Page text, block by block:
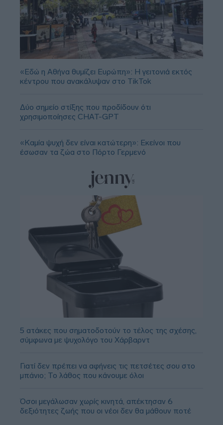
«Εδώ η Αθήνα θυμίζει Ευρώπη»: H γειτονιά εκτός
κέντρου που ανακάλυψαν στο TikTok
Δύο σημείο στίξης που προδίδουν ότι
χρησιμοποίησες CHAT-GPT
«Καμία ψυχή δεν είναι κατώτερη»: Εκείνοι που
έσωσαν τα ζώα στο Πόρτο Γερμενό
5 ατάκες που σηματοδοτούν το τέλος της σχέσης,
σύμφωνα με ψυχολόγο του Χάρβαρντ
Γιατί δεν πρέπει να αφήνεις τις πετσέτες σου στο
μπάνιο; Το λάθος που κάνουμε όλοι
Όσοι μεγάλωσαν χωρίς κινητά, απέκτησαν 6
δεξιότητες ζωής που οι νέοι δεν θα μάθουν ποτέ